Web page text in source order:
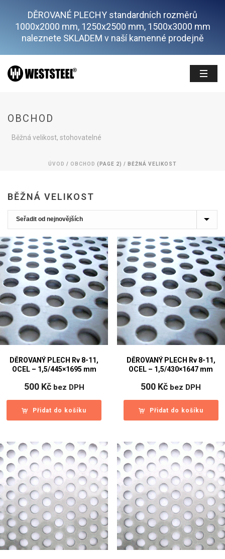
DĚROVANÉ PLECHY standardních rozměrů
1000x2000 mm, 1250x2500 mm, 1500x3000 mm
naleznete SKLADEM v naší kamenné prodejně
OBCHOD
Běžná velikost, stohovatelné
ÚVOD / OBCHOD (PAGE 2) / BĚŽNÁ VELIKOST
BĚŽNÁ VELIKOST
DĚROVANÝ PLECH Rv 8-11,
OCEL – 1,5/445×1695 mm
500 Kč bez DPH
Přidat do košíku
DĚROVANÝ PLECH Rv 8-11,
OCEL – 1,5/430×1647 mm
500 Kč bez DPH
Přidat do košíku